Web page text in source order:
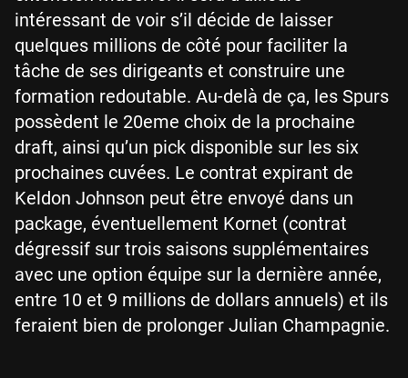
intéressant de voir s’il décide de laisser
quelques millions de côté pour faciliter la
tâche de ses dirigeants et construire une
formation redoutable. Au-delà de ça, les Spurs
possèdent le 20eme choix de la prochaine
draft, ainsi qu’un pick disponible sur les six
prochaines cuvées. Le contrat expirant de
Keldon Johnson peut être envoyé dans un
package, éventuellement Kornet (contrat
dégressif sur trois saisons supplémentaires
avec une option équipe sur la dernière année,
entre 10 et 9 millions de dollars annuels) et ils
feraient bien de prolonger Julian Champagnie.